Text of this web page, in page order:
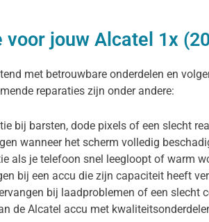
voor jouw Alcatel 1x
met betrouwbare onderdelen en
reparaties zijn onder andere:
bij barsten, dode pixels of een slecht
wanneer het scherm volledig
als je telefoon snel leegloopt of warm
bij een accu die zijn capaciteit heeft
bij laadproblemen of een slecht
de Alcatel accu met